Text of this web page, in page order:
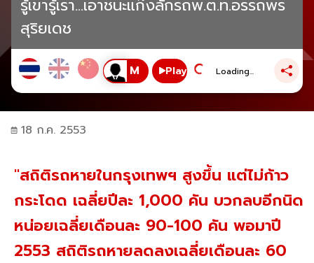
รู้เขารู้เรา...เอาชนะแก๊งลักรถพ.ต.ท.อรรถพร
สุริยเดช
Play Loading...
18 ก.ค. 2553
"สถิติรถหายในกรุงเทพฯ สูงขึ้น แต่ไม่ก้าว
กระโดด เฉลี่ยปีละ 1,000 คัน บวกลบอีกนิด
หน่อยเฉลี่ยเดือนละ 90-100 คัน พอมาปี
2553 สถิติรถหายลดลงเฉลี่ยเดือนละ 60